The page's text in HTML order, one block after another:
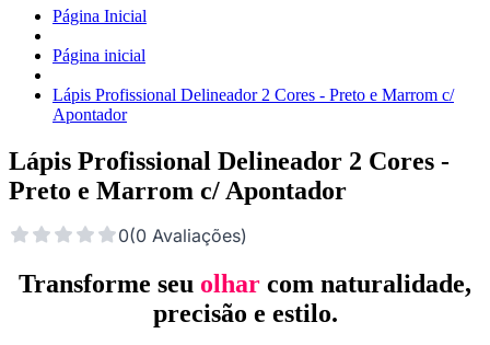
Página Inicial
Página inicial
Lápis Profissional Delineador 2 Cores - Preto e Marrom c/
Apontador
Lápis Profissional Delineador 2 Cores -
Preto e Marrom c/ Apontador
0(0 Avaliações)
Transforme seu olhar com naturalidade,
precisão e estilo.